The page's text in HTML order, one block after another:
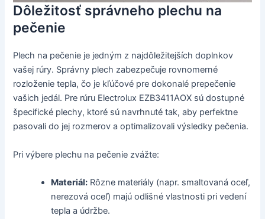
Dôležitosť správneho plechu na
pečenie
Plech na pečenie je jedným z najdôležitejších doplnkov
vašej rúry. Správny plech zabezpečuje rovnomerné
rozloženie tepla, čo je kľúčové pre dokonalé prepečenie
vašich jedál. Pre rúru Electrolux EZB3411AOX sú dostupné
špecifické plechy, ktoré sú navrhnuté tak, aby perfektne
pasovali do jej rozmerov a optimalizovali výsledky pečenia.
Pri výbere plechu na pečenie zvážte:
Materiál: Rôzne materiály (napr. smaltovaná oceľ,
nerezová oceľ) majú odlišné vlastnosti pri vedení
tepla a údržbe.